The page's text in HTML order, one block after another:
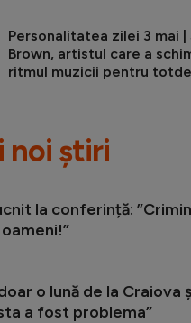
Personalitatea zilei 3 mai |
Brown, artistul care a
ritmul muzicii pentru
noi știri
la conferință:
o lună de la Craiova
a fost problema”